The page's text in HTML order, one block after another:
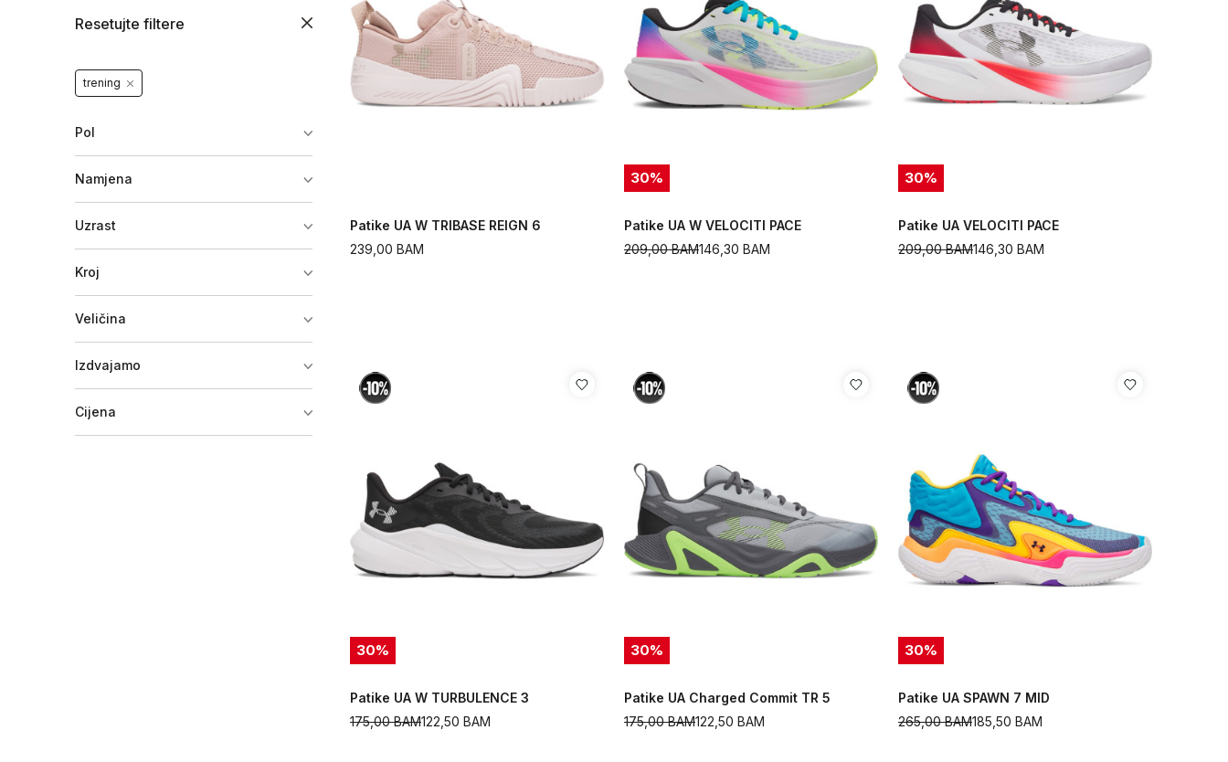
Resetujte filtere
trening
Pol
Namjena
Uzrast
Kroj
Veličina
Izdvajamo
Cijena
Patike UA W TRIBASE REIGN 6
239,00 BAM
30%
Patike UA W VELOCITI PACE
146,30 BAM
209,00BAM
30%
Patike UA VELOCITI PACE
146,30 BAM
209,00BAM
30%
Patike UA W TURBULENCE 3
122,50 BAM
175,00BAM
30%
Patike UA Charged Commit TR 5
122,50 BAM
175,00BAM
30%
Patike UA SPAWN 7 MID
185,50 BAM
265,00BAM